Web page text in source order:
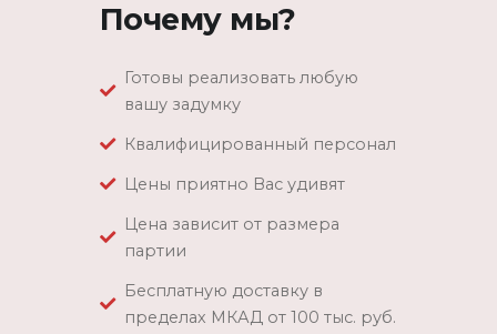
Почему мы?
Готовы реализовать любую
вашу задумку
Квалифицированный персонал
Цены приятно Вас удивят
Цена зависит от размера
партии
Бесплатную доставку в
пределах МКАД от 100 тыс. руб.